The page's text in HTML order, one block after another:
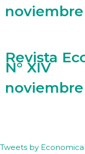
Revista
N° XIV
noviembre
Tweets by